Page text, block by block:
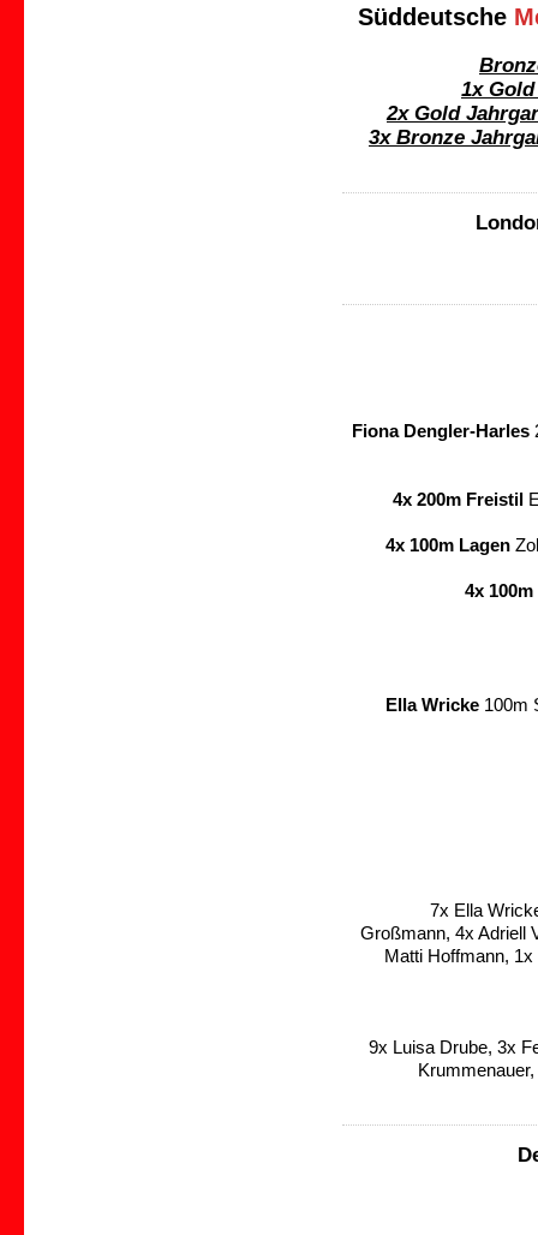
Süddeutsche
1x
2x Gold
3x Bronze
Fiona Dengler-Harles
4x 200m Freistil
4x 100m Lagen
4x
Ella Wricke 100m
7x Ella
Großmann, 4x Adriell
Matti Hoffmann,
9x Luisa Drube, 3x